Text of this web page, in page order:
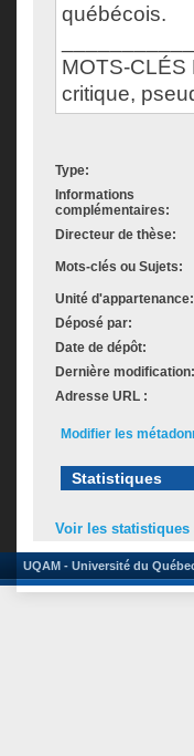
québécois.
MOTS-CLÉS
critique,
Type:
Informations
complémentaires:
Directeur de thèse:
Mots-clés ou Sujets:
Unité d'appartenance:
Déposé par:
Date de dépôt:
Dernière modification:
Adresse URL :
Modifier les
Statistiques
Voir les
UQAM - Université du